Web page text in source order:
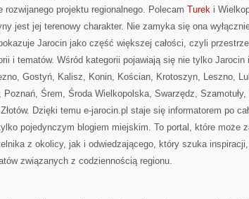
rozwijanego projektu regionalnego. Polecam Turek i
jest jej terenowy charakter. Nie zamyka się ona
Jarocin jako część większej całości, czyli
i tematów. Wśród kategorii pojawiają się nie tylko
Gostyń, Kalisz, Konin, Kościan, Krotoszyn, Leszno,
Poznań, Śrem, Środa Wielkopolska, Swarzędz,
Dzięki temu e-jarocin.pl staje się informatorem po
pojedynczym blogiem miejskim. To portal, które może
z okolicy, jak i odwiedzającego, który szuka
związanych z codziennością regionu.